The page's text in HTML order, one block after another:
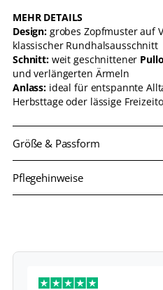
MEHR DETAILS
Design: grobes Zopfmuster auf
klassischer Rundhalsausschnitt
Schnitt:weit geschnittener
und verlängerten Ärmeln
Anlass: ideal für entspannte
Herbsttage oder lässige
Größe & Passform
Pflegehinweise